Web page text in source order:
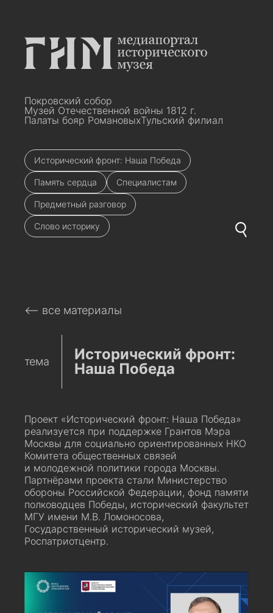
Покровский собор
Музей Отечественной войны 1812 г.
Палаты бояр РомановыхТульский филиал
Исторический фронт: Наша Победа
Память сердца Специалистам
Предметный разговор
Слово историку
⟵ все материалы
тема
Исторический фронт:
Наша Победа
Проект «Исторический фронт: Наша Победа»
реализуется при поддержке Грантов Мэра
Москвы для социально ориентированных НКО
Комитета общественных связей
и молодежной политики города Москвы.
Партнёрами проекта стали Министерство
обороны Российской Федерации, фонд памяти
полководцев Победы, исторический факультет
МГУ имени М.В. Ломоносова,
Государственный исторический музей,
Роспатриотцентр.